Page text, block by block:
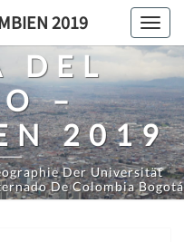
2019
DEL
–
2019
Der Universität
De Colombia Bogotá